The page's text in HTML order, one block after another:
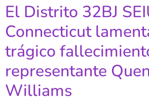
El Distrito 32BJ
Connecticut
trágico
representante
Williams